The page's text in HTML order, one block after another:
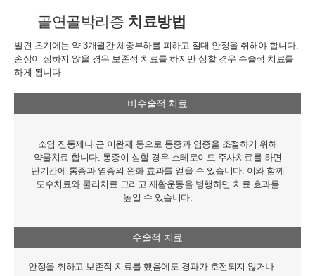
골연골박리증 치료방법
발견 초기에는 약 3개월간 체중부하를 피하고 절대 안정을 취해야 합니다.
손상이 심하지 않을 경우 보존적 치료를 하지만 심할 경우 수술적 치료를
하게 됩니다.
비수술적 치료
소염 진통제나 근 이완제 등으로 통증과 염증을 조절하기 위해
약물치료 합니다. 통증이 심할 경우 스테로이드 주사치료를 하면
단기간에 통증과 염증의 완화 효과를 얻을 수 있습니다. 이와 함께
도수치료와 물리치료 그리고 재활운동을 병행하면 치료 효과를
높일 수 있습니다.
수술적 치료
안정을 취하고 보존적 치료를 했음에도 경과가 호전되지 않거나
개인정보활용동의
연세바로척병원에서는 고객의 개인정보를 매우 소중하게 생각하며
니다. 전기통신기본법, 전기통신사업법, 개인정보 보호법 및 동법 시
행령 등 관련 법이 정하는 대로 준수하고 있습니다. 연세바로척병원
■ 수집하는 개인정보 항목
1. 연세바로척병원은 회원가입, 원활한 고객상담, 각종 서비스의 제
공을 위해 아래와 같은 개인정보를 수집하고 있습니다.
- 수집항목: 이름, 아이디, 비밀번호, 연락처, 이메일, 나이, 성별, 연
드결제 승인정보